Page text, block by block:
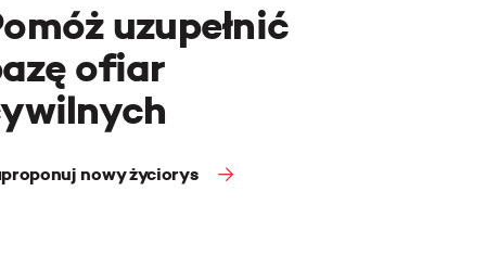
uzupełnić
ofiar
nowy życiorys